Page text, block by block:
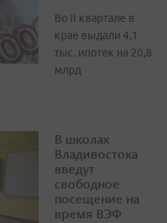
Во II квартале в
крае выдали 4,1
тыс. ипотек на 20,8
млрд
В школах
Владивостока
введут
свободное
посещение на
время ВЭФ